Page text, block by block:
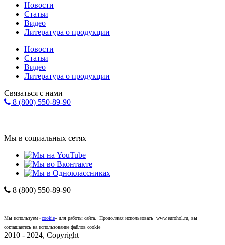
Новости
Статьи
Видео
Литература о продукции
Новости
Статьи
Видео
Литература о продукции
Связаться с нами
8 (800) 550-89-90
Мы в социальных сетях
8 (800) 550-89-90
Мы используем «cookie» для работы сайта. Продолжая использовать www.eurohol.ru, вы
соглашаетесь на использование файлов cookie
2010 - 2024, Copyright